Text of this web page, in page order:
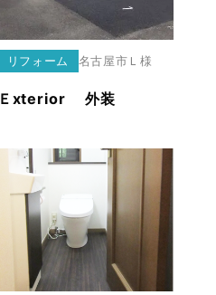
リフォーム 名古屋市 Ｌ様
Ｅxterior 外装